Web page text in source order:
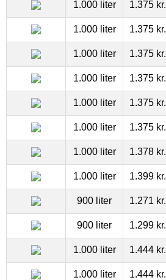
1.000 liter 1.375 kr.
1.000 liter 1.375 kr.
1.000 liter 1.375 kr.
1.000 liter 1.375 kr.
1.000 liter 1.375 kr.
1.000 liter 1.375 kr.
1.000 liter 1.378 kr.
1.000 liter 1.399 kr.
900 liter 1.271 kr.
900 liter 1.299 kr.
1.000 liter 1.444 kr.
1.000 liter 1.444 kr.